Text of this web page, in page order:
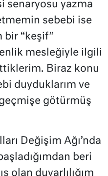
senaryosu yazma
sebebi ise
bir “keşif”
mesleğiyle ilgili
Biraz konu
duyduklarım ve
götürmüş
Değişim Ağı’nda
beri
olan duyarlılığım